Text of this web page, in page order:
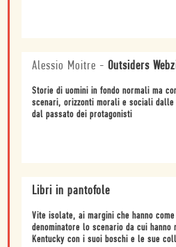
Alessio Moitre - Outsiders
Storie di uomini in fondo normali ma
scenari, orizzonti morali e sociali dalle
dal passato dei protagonisti
Libri in pantofole
Vite isolate, ai margini che hanno come
denominatore lo scenario da cui
Kentucky con i suoi boschi e le sue